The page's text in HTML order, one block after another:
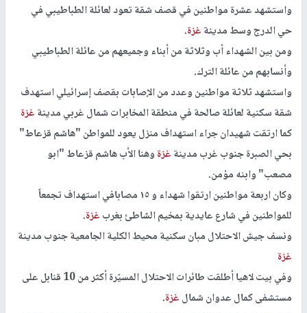
واستشهد عشرة مواطنين في قصف شقة تعود لعائلة الطباطيبي في
حي الدرج وسط مدينةغزة.
ومن بين الشهداء أب وثلاثة من أبناء وجميعهم من عائلة الطباطيبي
وأنسابهم من عائلة الترك.
واستشهد ثلاثة مواطنين وعدد من الإصابات بقصف إسرائيلي استهدف
شقة سكنية لعائلة صالحة في منطقة المخابرات شمال غربي مدينةغزة
كما ارتقت شهيدان جراء استهداف منزل يعود للمواطن "هاشم قزعاط"
بحي الصبرة جنوب غرب مدينةغزةوهنا الأب هاشم قزعاط "ابو
مصعب" وابنه مؤمن.
وكان اربعة مواطنين ارتقوا شهداء و ١٥ مصابافي استهداف تجمعاً
للمواطنين في شارع عايدية بمخيم الشاطئ بغربغزة.
ونسف جيش الاحتلال مبان سكنية محيط الكلية الجامعية جنوب مدينة
غزة
وفي بيت لاهيا أطلقت طائرات الاحتلال المسيّرة أكثر من 10 قنابل على
مستشفى كمال عدوان شمالغزة.